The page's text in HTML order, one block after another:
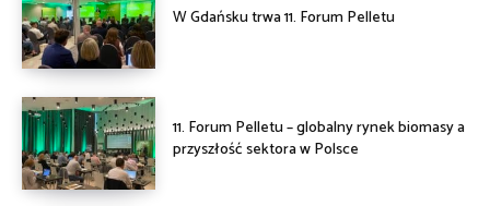
W Gdańsku trwa 11. Forum Pelletu
11. Forum Pelletu – globalny rynek biomasy a
przyszłość sektora w Polsce